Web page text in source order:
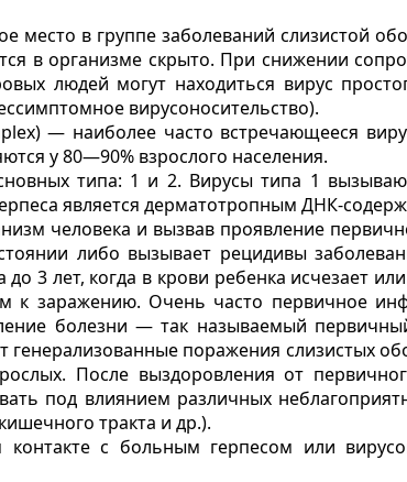
в группе заболеваний слизистой
в организме скрыто. При снижении
людей могут находиться вирус
вирусоносительство).
— наиболее часто встречающееся
у 80—90% взрослого населения.
типа: 1 и 2. Вирусы типа 1
является дерматотропным ДНК-
человека и вызвав проявление
либо вызывает рецидивы
3 лет, когда в крови ребенка исчезает
к заражению. Очень часто первичное
болезни — так называемый
поражения слизистых
После выздоровления от
под влиянием различных
тракта и др.).
с больным герпесом или